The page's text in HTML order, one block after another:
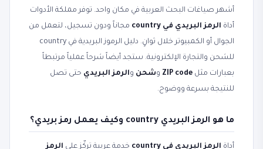
أشهر صياغات البحث العربية في مكان واحد. توفر مملكة الأدوات
أداة الرمز البريدي في country
مجاناً ودون تسجيل، لتعمل من
الجوال أو الكمبيوتر خلال ثوانٍ. دليل الرموز البريدية في country
للشحن والتجارة الإلكترونية. ستجد أيضاً شرحاً عملياً مرتبطاً
بعبارات مثل ZIP code وشحن والرمز البريدي حتى تصل
للنتيجة بسرعة ووضوح.
ما هو الرمز البريدي country وكيف يعمل رمز بريدي؟
أداة الرمز البريدي في country خدمة عربية تركّز على الرمز